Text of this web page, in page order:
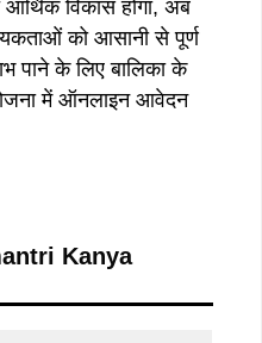
विकास होगा, अब
को आसानी से पूर्ण
पाने के लिए बालिका के
में ऑनलाइन आवेदन
Kanya